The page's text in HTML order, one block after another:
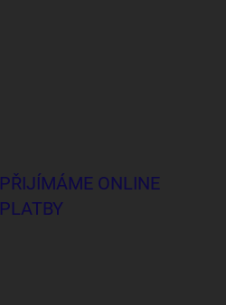
PŘIJÍMÁME ONLINE
PLATBY